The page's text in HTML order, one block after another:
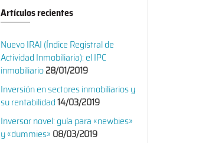
Artículos recientes
Nuevo IRAI (Índice Registral de
Actividad Inmobiliaria): el IPC
inmobiliario28/01/2019
Inversión en sectores inmobiliarios y
su rentabilidad14/03/2019
Inversor novel: guía para «newbies»
y «dummies» 08/03/2019